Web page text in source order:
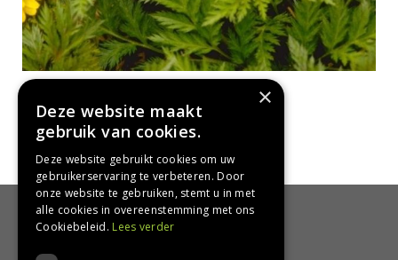
Adonis amurensis 'Pleniflora'
HANDIG
×
Deze website maakt
gebruik van cookies.
Deze website gebruikt cookies om uw
gebruikerservaring te verbeteren. Door
onze website te gebruiken, stemt u in met
alle cookies in overeenstemming met ons
Cookiebeleid. Lees verder